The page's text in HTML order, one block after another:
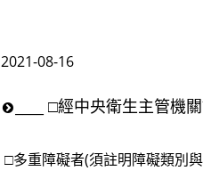
2021-08-16
____ □經中央衛生主管
□多重障礙者(須註明障礙類別